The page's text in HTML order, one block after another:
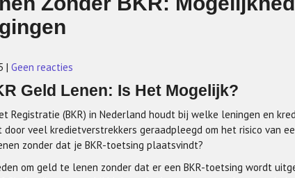
| Geen reacties
Geld Lenen: Is Het Mogelijk?
Registratie (BKR) in Nederland houdt bij welke leningen en
veel kredietverstrekkers geraadpleegd om het risico van
zonder dat je BKR-toetsing plaatsvindt?
om geld te lenen zonder dat er een BKR-toetsing wordt